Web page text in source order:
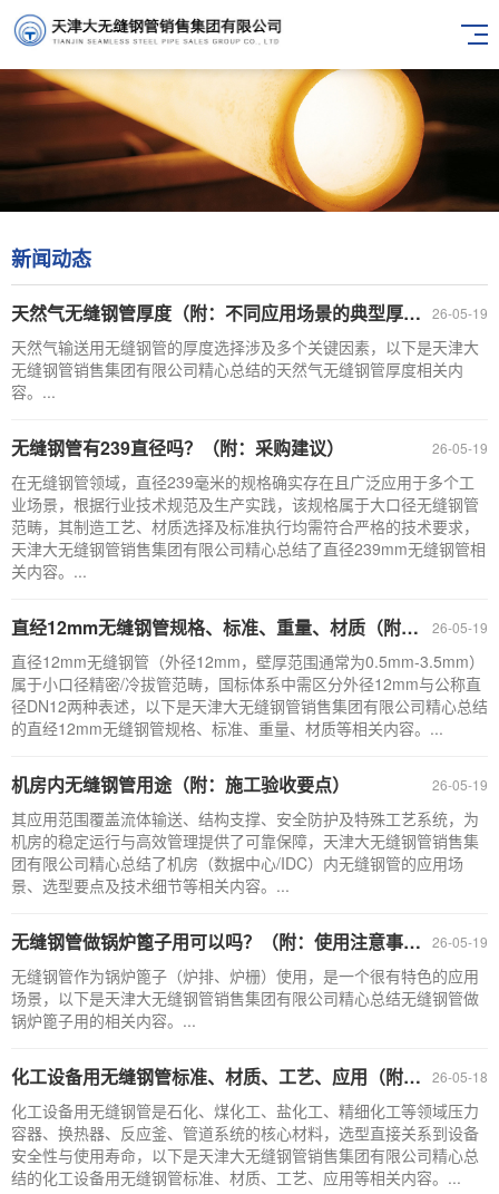
新闻动态
26-05-19
天然气无缝钢管厚度（附：不同应用场景的典型厚度、选型建议）
天然气输送用无缝钢管的厚度选择涉及多个关键因素，以下是天津大
无缝钢管销售集团有限公司精心总结的天然气无缝钢管厚度相关内
容。...
26-05-19
无缝钢管有239直径吗？（附：采购建议）
在无缝钢管领域，直径239毫米的规格确实存在且广泛应用于多个工
业场景，根据行业技术规范及生产实践，该规格属于大口径无缝钢管
范畴，其制造工艺、材质选择及标准执行均需符合严格的技术要求，
天津大无缝钢管销售集团有限公司精心总结了直径239mm无缝钢管相
关内容。...
26-05-19
直经12mm无缝钢管规格、标准、重量、材质（附：采购注意事项）
直径12mm无缝钢管（外径12mm，壁厚范围通常为0.5mm-3.5mm）
属于小口径精密/冷拔管范畴，国标体系中需区分外径12mm与公称直
径DN12两种表述，以下是天津大无缝钢管销售集团有限公司精心总结
的直经12mm无缝钢管规格、标准、重量、材质等相关内容。...
26-05-19
机房内无缝钢管用途（附：施工验收要点）
其应用范围覆盖流体输送、结构支撑、安全防护及特殊工艺系统，为
机房的稳定运行与高效管理提供了可靠保障，天津大无缝钢管销售集
团有限公司精心总结了机房（数据中心/IDC）内无缝钢管的应用场
景、选型要点及技术细节等相关内容。...
26-05-19
无缝钢管做锅炉篦子用可以吗？（附：使用注意事项）
无缝钢管作为锅炉篦子（炉排、炉栅）使用，是一个很有特色的应用
场景，以下是天津大无缝钢管销售集团有限公司精心总结无缝钢管做
锅炉篦子用的相关内容。...
26-05-18
化工设备用无缝钢管标准、材质、工艺、应用（附：选型核心原则）
化工设备用无缝钢管是石化、煤化工、盐化工、精细化工等领域压力
容器、换热器、反应釜、管道系统的核心材料，选型直接关系到设备
安全性与使用寿命，以下是天津大无缝钢管销售集团有限公司精心总
结的化工设备用无缝钢管标准、材质、工艺、应用等相关内容。...